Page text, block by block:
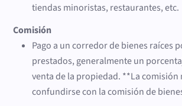
tiendas minoristas, restaurantes, etc.
Comisión
Pago a un corredor de bienes raíces
prestados, generalmente un
venta de la propiedad. **La comisión
confundirse con la comisión de